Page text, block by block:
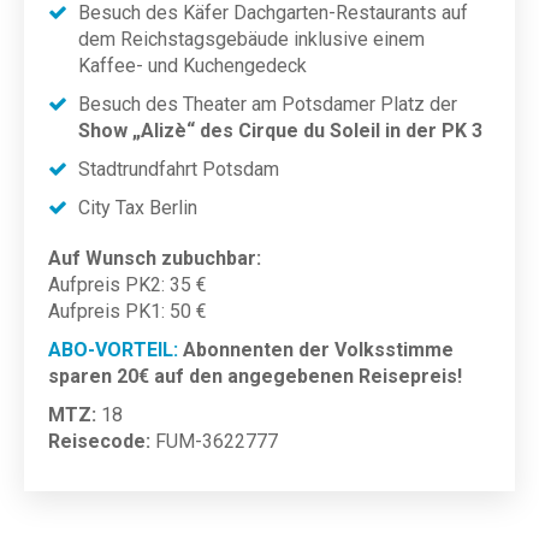
Besuch des Käfer Dachgarten-Restaurants auf
dem Reichstagsgebäude inklusive einem
Kaffee- und Kuchengedeck
Besuch des Theater am Potsdamer Platz der
Show „Alizè“ des Cirque du Soleil in der PK 3
Stadtrundfahrt Potsdam
City Tax Berlin
Auf Wunsch zubuchbar:
Aufpreis PK2: 35 €
Aufpreis PK1: 50 €
ABO-VORTEIL: Abonnenten der Volksstimme
sparen 20€ auf den angegebenen Reisepreis!
MTZ: 18
Reisecode: FUM-3622777